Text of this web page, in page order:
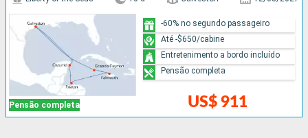
Pensão completa US$ 911
-60% no segundo passageiro
Até -$650/cabine
Entretenimento a bordo incluído
Pensão completa